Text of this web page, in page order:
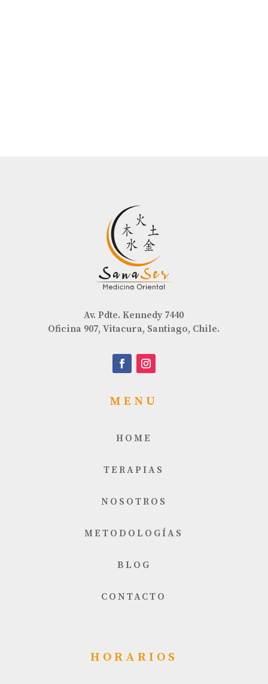
Av. Pdte. Kennedy 7440
Oficina 907, Vitacura, Santiago, Chile.
MENU
HOME
TERAPIAS
NOSOTROS
METODOLOGÍAS
BLOG
CONTACTO
HORARIOS